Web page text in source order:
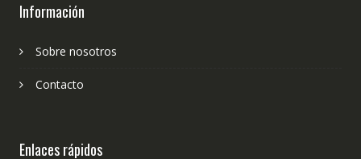
Información
Sobre nosotros
Contacto
Enlaces rápidos